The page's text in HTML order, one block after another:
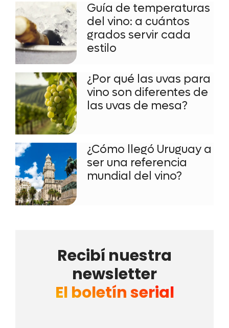
Guía de temperaturas
del vino: a cuántos
grados servir cada
estilo
¿Por qué las uvas para
vino son diferentes de
las uvas de mesa?
¿Cómo llegó Uruguay a
ser una referencia
mundial del vino?
Recibí nuestra
newsletter
El boletín serial